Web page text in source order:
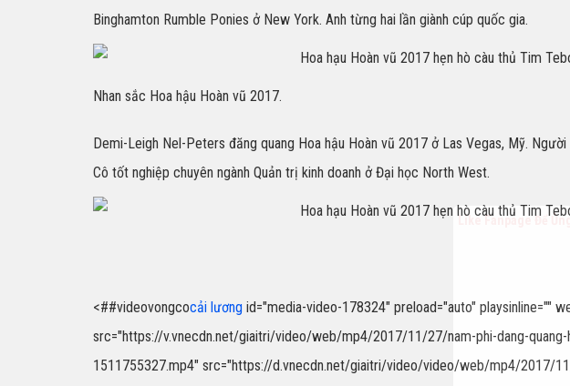
Binghamton Rumble Ponies ở New York. Anh từng hai lần giành cúp quốc gia.
Nhan sắc Hoa hậu Hoàn vũ 2017.
Demi-Leigh Nel-Peters đăng quang Hoa hậu Hoàn vũ 2017 ở Las Vegas, Mỹ.
Cô tốt nghiệp chuyên ngành Quản trị kinh doanh ở Đại học North West.
<##videovongcocải lương id="media-video-178324" preload="auto" playsinline=""
src="https://v.vnecdn.net/giaitri/video/web/mp4/2017/11/27/nam-phi-dang-quang-
1511755327.mp4" src="https://d.vnecdn.net/giaitri/video/video/web/mp4/2017/
Like Fanpage Để